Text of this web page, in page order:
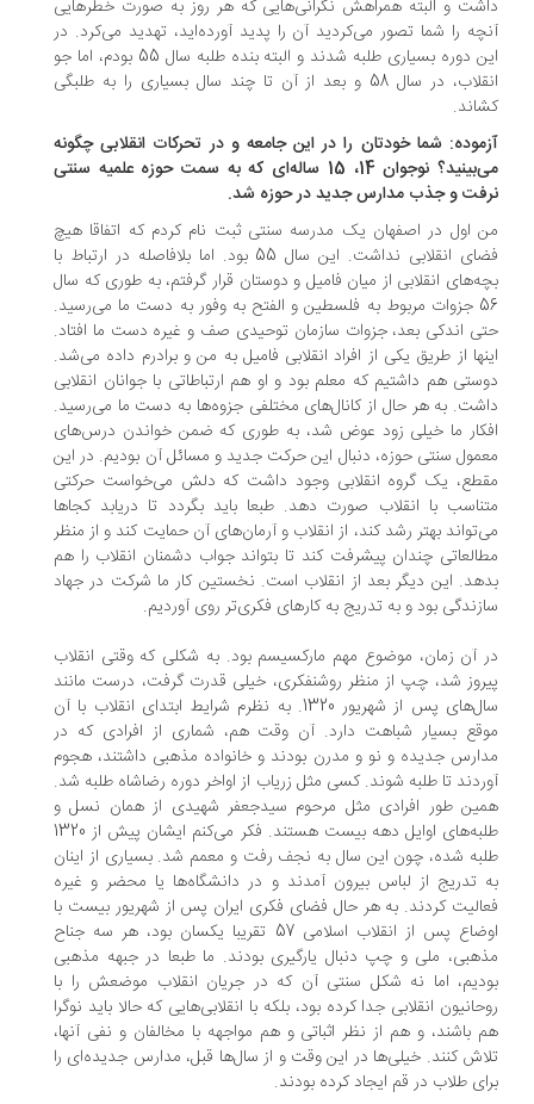
و البته همراهش نگرانی‌هایی که هر روز به صورت خطرهایی
را شما تصور می‌کردید آن را پدید آورده‌اید، تهدید می‌کرد. در
این دوره بسیاری طلبه شدند و البته بنده طلبه سال 55 بودم، اما جو
انقلاب، در سال 58 و بعد از آن تا چند سال بسیاری را به طلبگی
شما خودتان را در این جامعه و در تحرکات انقلابی چگونه
می‌بینید؟ نوجوان 14، 15 ساله‌ای که به سمت حوزه علمیه سنتی
و جذب مدارس جدید در حوزه شد.
اول در اصفهان یک مدرسه سنتی ثبت نام کردم که اتفاقا هیچ
فضای انقلابی نداشت. این سال 55 بود. اما بلافاصله در ارتباط با
انقلابی از میان فامیل و دوستان قرار گرفتم، به‌ طوری که سال
56 جزوات مربوط به فلسطین و الفتح به وفور به دست ما می‌رسید.
اندکی بعد، جزوات سازمان توحیدی صف و غیره دست ما افتاد.
از طریق یکی از افراد انقلابی فامیل به من و برادرم داده می‌شد.
هم داشتیم که معلم بود و او هم ارتباطاتی با جوانان انقلابی
به هر حال از کانال‌های مختلفی جزوه‌ها به دست ما می‌رسید.
ما خیلی زود عوض شد، به ‌طوری که ضمن خواندن درس‌های
سنتی حوزه، دنبال این حرکت جدید و مسائل آن بودیم. در این
یک گروه انقلابی وجود داشت که دلش می‌خواست حرکتی
با انقلاب صورت دهد. طبعا باید بگردد تا دریابد کجاها
بهتر رشد کند، از انقلاب و آرمان‌های آن حمایت کند و از منظر
چندان پیشرفت کند تا بتواند جواب دشمنان انقلاب را هم
این دیگر بعد از انقلاب است. نخستین کار ما شرکت در جهاد
بود و به تدریج به کارهای فکری‌تر روی آوردیم.
آن زمان، موضوع مهم مارکسیسم بود. به شکلی که وقتی انقلاب
شد، چپ از منظر روشنفکری، خیلی قدرت گرفت، درست مانند
سال‌های پس از شهریور 1320. به نظرم شرایط ابتدای انقلاب با آن
بسیار شباهت دارد. آن وقت هم، شماری از افرادی که در
جدیده و نو و مدرن بودند و خانواده مذهبی داشتند، هجوم
تا طلبه شوند. کسی مثل زریاب از اواخر دوره رضاشاه طلبه شد.
طور افرادی مثل مرحوم سیدجعفر شهیدی از همان نسل و
طلبه‌های اوایل دهه بیست هستند. فکر می‌کنم ایشان پیش از 1320
شده، چون این سال به نجف رفت و معمم شد. بسیاری از اینان
تدریج از لباس بیرون آمدند و در دانشگاه‌ها یا محضر و غیره
کردند. به هر حال فضای فکری ایران پس از شهریور بیست با
اوضاع پس از انقلاب اسلامی 57 تقریبا یکسان بود، هر سه جناح
ملی و چپ دنبال یارگیری بودند. ما طبعا در جبهه مذهبی
اما نه شکل سنتی آن که در جریان انقلاب موضعش را با
انقلابی جدا کرده بود، بلکه با انقلابی‌هایی که حالا باید نوگرا
باشند، و هم از نظر اثباتی و هم مواجهه با مخالفان و نفی آنها،
کنند. خیلی‌ها در این وقت و از سال‌ها قبل، مدارس جدیده‌ای را
طلاب در قم ایجاد کرده بودند.